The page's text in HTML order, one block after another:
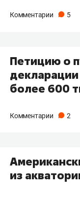
Комментарии 5
Петицию о
более 600
Комментарии 2
из